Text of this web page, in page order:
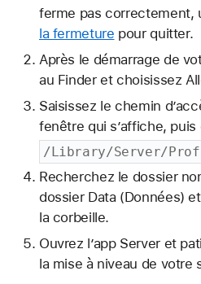
ferme pas correctement,
la fermeture pour quitter.
Après le démarrage de
au Finder et choisissez
Saisissez le chemin
fenêtre qui s’affiche,
/Library/Server/
Recherchez le dossier
dossier Data (Données)
la corbeille.
Ouvrez l’app Server et
la mise à niveau de votre